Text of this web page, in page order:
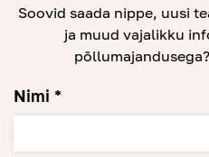
Soovid saada nippe, uusi
ja muud vajalikku
Nimi *